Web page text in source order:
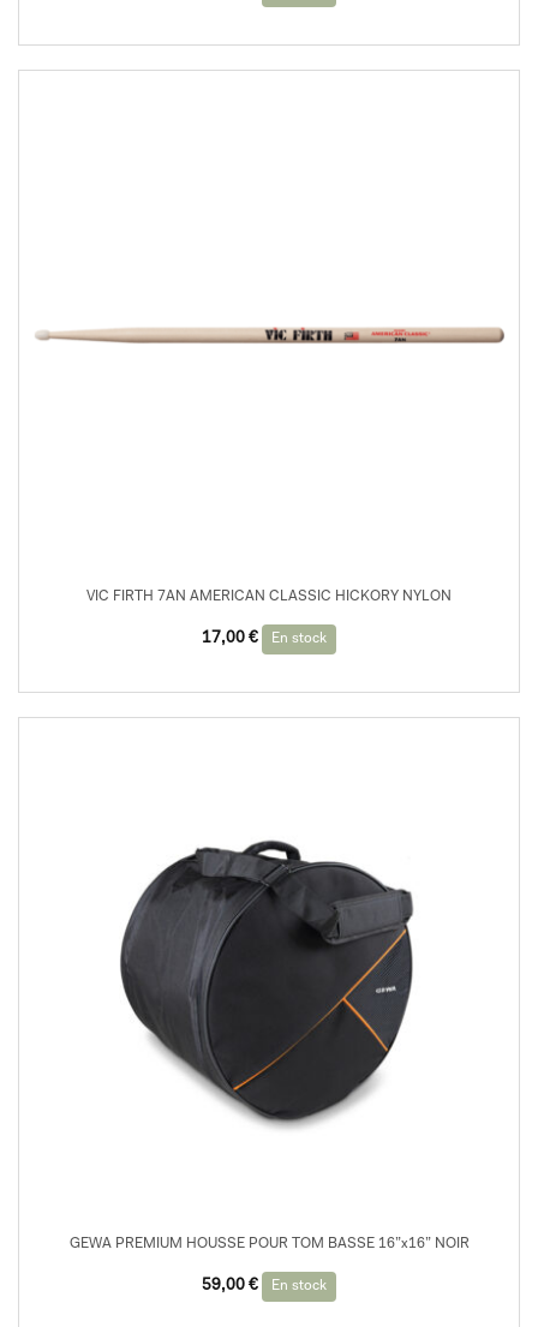
VIC FIRTH 7AN AMERICAN CLASSIC HICKORY NYLON
17,00 € En stock
GEWA PREMIUM HOUSSE POUR TOM BASSE 16”x16” NOIR
59,00 € En stock